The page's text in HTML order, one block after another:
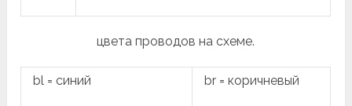
цвета проводов на схеме.
bl = синий br = коричневый